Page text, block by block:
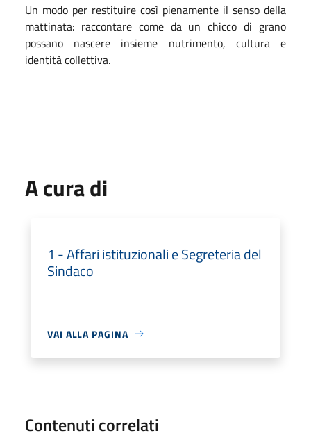
Un modo per restituire così pienamente il senso della
mattinata: raccontare come da un chicco di grano
possano nascere insieme nutrimento, cultura e
identità collettiva.
A cura di
1 - Affari istituzionali e Segreteria del
Sindaco
VAI ALLA PAGINA
Contenuti correlati